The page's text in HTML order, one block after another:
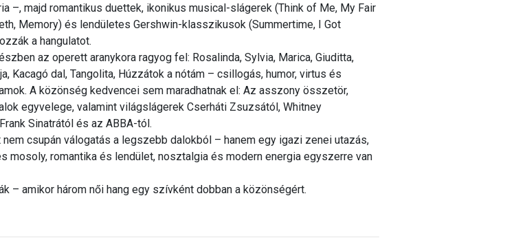
–, majd romantikus duettek, ikonikus musical-slágerek (Think of Me, My Fair
Memory) és lendületes Gershwin-klasszikusok (Summertime, I Got
a hangulatot.
az operett aranykora ragyog fel: Rosalinda, Sylvia, Marica, Giuditta,
Kacagó dal, Tangolita, Húzzátok a nótám – csillogás, humor, virtus és
A közönség kedvencei sem maradhatnak el: Az asszony összetör,
egyvelege, valamint világslágerek Cserháti Zsuzsától, Whitney
Sinatrától és az ABBA-tól.
nem csupán válogatás a legszebb dalokból – hanem egy igazi zenei utazás,
mosoly, romantika és lendület, nosztalgia és modern energia egyszerre van
– amikor három női hang egy szívként dobban a közönségért.